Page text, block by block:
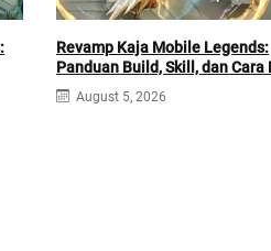
Revamp Kaja Mobile Legends:
Panduan Build, Skill, dan Cara
August 5, 2026